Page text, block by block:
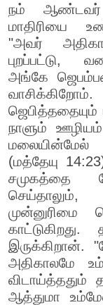
நம் ஆண்டவர்
மாதிரியை
"அவர்
புறப்பட்டு,
அங்கே
ஜெபித்ததையும்
நாளும் ஊழியம்
மலையின்மேல்
(மத்தேயு
சமுகத்தை
செய்தாலும்,
முன்னுரிமை
இருக்கிறான்.
அதிகாலமே
விடாய்த்ததும்
ஆத்துமா